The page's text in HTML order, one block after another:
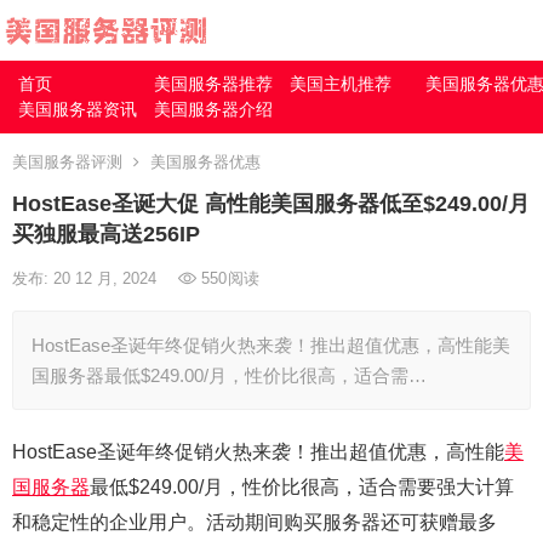
首页 美国服务器推荐 美国主机推荐
美国服务器优惠
美国服务器资讯
美国服务器介绍
美国服务器评测 美国服务器优惠
HostEase圣诞大促 高性能美国服务器低至$249.00/月
买独服最高送256IP
发布: 20 12 月, 2024 550阅读
HostEase圣诞年终促销火热来袭！推出超值优惠，高性能美
国服务器最低$249.00/月，性价比很高，适合需…
HostEase圣诞年终促销火热来袭！推出超值优惠，高性能美
国服务器最低$249.00/月，性价比很高，适合需要强大计算
和稳定性的企业用户。活动期间购买服务器还可获赠最多